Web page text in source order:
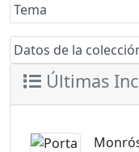
Tema
Datos de la
Últimas